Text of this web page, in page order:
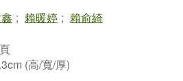
; 賴暖婷 ; 賴俞綺
(高/寬/厚)